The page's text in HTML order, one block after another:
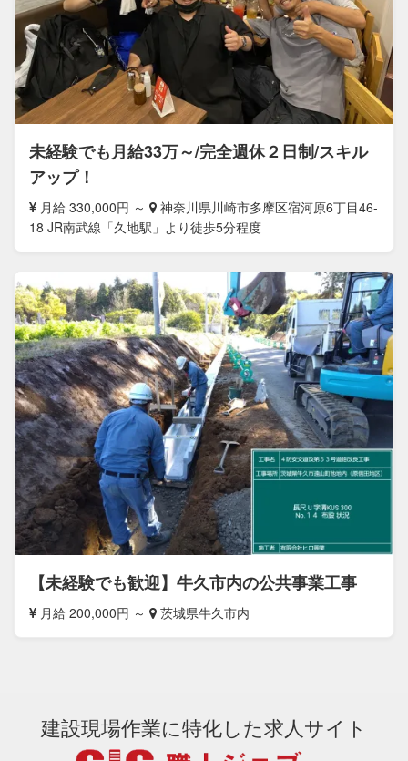
未経験でも月給33万～/完全週休２日制/スキル
アップ！
月給 330,000円 ～
神奈川県川崎市多摩区宿河原6丁目46-
18 JR南武線「久地駅」より徒歩5分程度
【未経験でも歓迎】牛久市内の公共事業工事
月給 200,000円 ～ 茨城県牛久市内
建設現場作業に特化した求人サイト